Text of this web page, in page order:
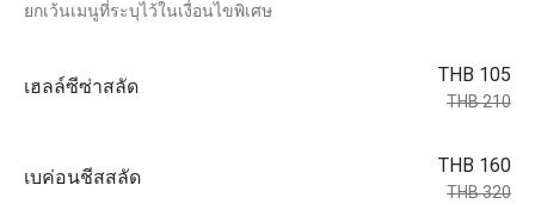
ยกเว้นเมนูที่ระบุไว้ในเงื่อนไขพิเศษ
เฮลล์ซีซ่าสลัด
THB 105
THB 210
เบค่อนชีสสลัด
THB 160
THB 320